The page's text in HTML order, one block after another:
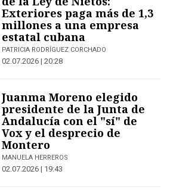
Exteriores paga más de 1,3
millones a una empresa
estatal cubana
PATRICIA RODRÍGUEZ CORCHADO
02.07.2026 | 20:28
Juanma Moreno elegido
presidente de la Junta de
Andalucía con el "sí" de
Vox y el desprecio de
Montero
MANUELA HERREROS
02.07.2026 | 19:43